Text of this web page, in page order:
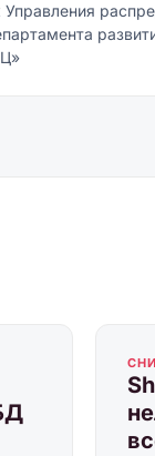
Управления